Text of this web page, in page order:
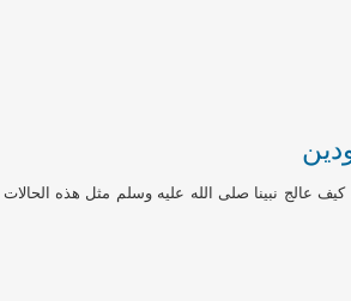
كيف عالج نبينا صلى الله عليه وسلم مثل هذه